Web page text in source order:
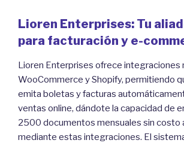
Lioren Enterprises: Tu
para facturación y e-
Lioren Enterprises ofrece integraciones
WooCommerce y Shopify, permitiendo
emita boletas y facturas
ventas online, dándote la capacidad de
2500 documentos mensuales sin costo
mediante estas integraciones. El